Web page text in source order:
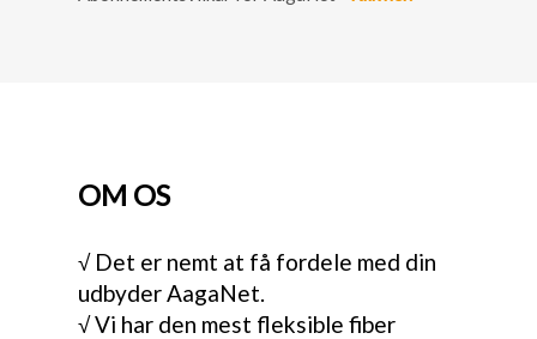
OM OS
√ Det er nemt at få fordele med din
udbyder AagaNet.
√ Vi har den mest fleksible fiber